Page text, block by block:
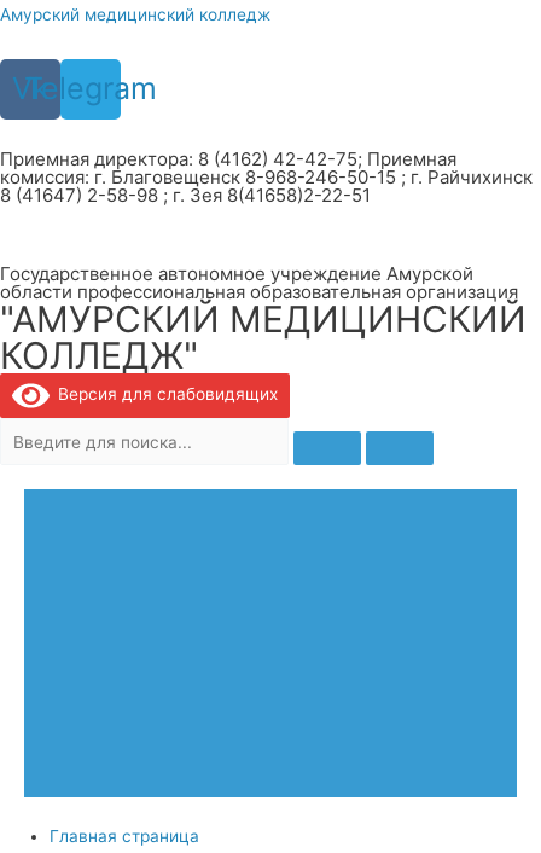
Перейти
содержимому
Амурский медицинский колледж
Vk
Telegram
Приемная директора: 8 (4162) 42-42-75; Приемная
комиссия: г. Благовещенск 8-968-246-50-15 ; г. Райчихинск
8 (41647) 2-58-98 ; г. Зея 8(41658)2-22-51
Государственное автономное учреждение Амурской
области профессиональная образовательная организация
"АМУРСКИЙ МЕДИЦИНСКИЙ
КОЛЛЕДЖ"
Версия для слабовидящих
Главная страница